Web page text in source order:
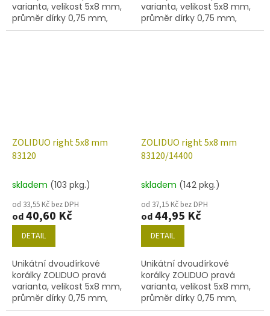
varianta, velikost 5x8 mm,
průměr dírky 0,75 mm,
obsah balení 20 ks nebo
varianta, velikost 5x8 mm,
průměr dírky 0,75 mm,
obsah balení 20 ks nebo
ZOLIDUO right 5x8 mm
83120
skladem (103 pkg.)
od 33,55 Kč bez DPH
od40,60 Kč
DETAIL
Unikátní dvoudírkové
korálky ZOLIDUO pravá
varianta, velikost 5x8 mm,
průměr dírky 0,75 mm,
obsah balení 20 ks nebo
ZOLIDUO right 5x8 mm
83120/14400
skladem (142 pkg.)
od 37,15 Kč bez DPH
od44,95 Kč
DETAIL
Unikátní dvoudírkové
korálky ZOLIDUO pravá
varianta, velikost 5x8 mm,
průměr dírky 0,75 mm,
obsah balení 20 ks nebo